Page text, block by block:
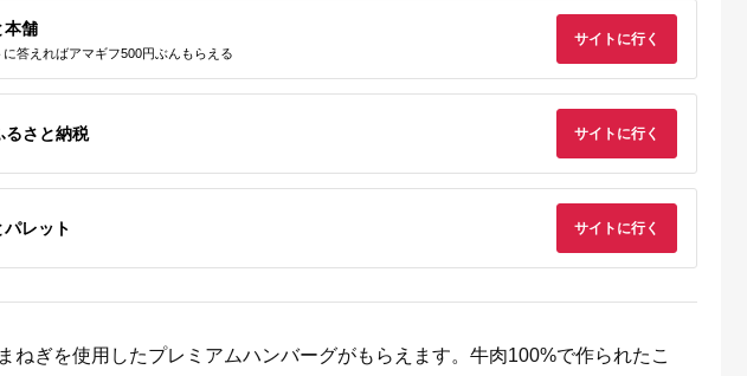
島根県 出雲市
産地直送 贈答 出雲 出
寄付金額:24,000
わせ セット
出典：ANAのふるさと
納税
ブランド米 精米 にじ
ん】【令和8年10月中
5.0
出典：楽天ふるさと
鹿児島県 屋久島町
トレートジュース＞ |
ース ジュース 果物
ュース 飲み物 果実飲
料 柑橘ジュース
寄付金額:
本舗
に答えればアマギフ500円ぶんもらえる
サイトに行く
るさと納税 サイトに行く
レット サイトに行く
ねぎを使用したプレミアムハンバーグがもらえます。牛肉100%で作られたこ